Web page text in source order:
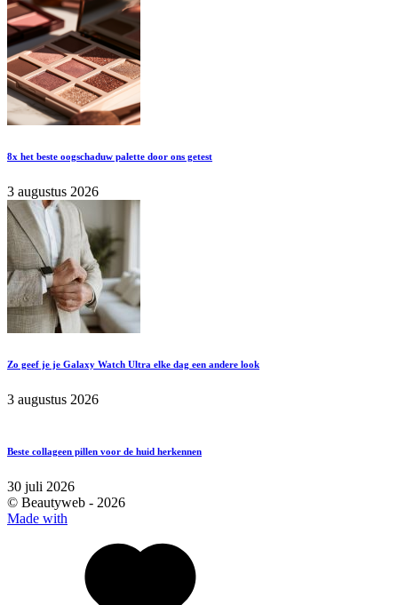
8x het beste oogschaduw palette door ons getest
3 augustus 2026
Zo geef je je Galaxy Watch Ultra elke dag een andere look
3 augustus 2026
Beste collageen pillen voor de huid herkennen
30 juli 2026
© Beautyweb - 2026
Made with